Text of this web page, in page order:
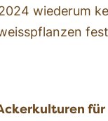
wiederum
für